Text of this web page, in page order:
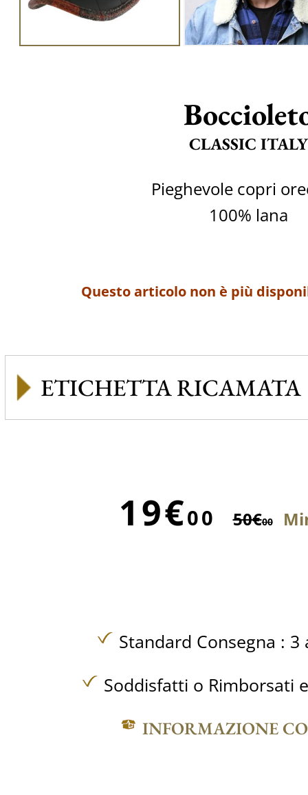
CLASSIC ITALY
Pieghevole copri
100% lana
Questo articolo non è più
ETICHETTA RICAMATA
19€00 50€00
Standard Consegna : 3
Soddisfatti o Rimborsati
INFORMAZIONE